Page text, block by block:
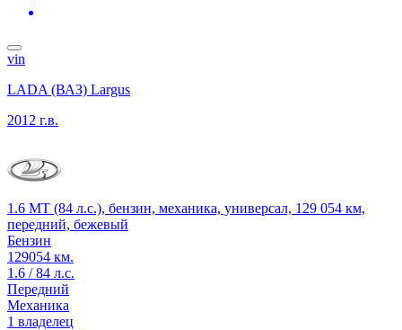
vin
LADA (ВАЗ) Largus
2012 г.в.
1.6 MT (84 л.с.), бензин, механика, универсал, 129 054 км,
передний, бежевый
Бензин
129054 км.
1.6 / 84 л.с.
Передний
Механика
1 владелец